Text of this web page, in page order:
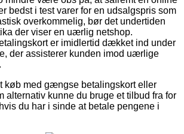
bedst i test varer for en udsalgspris som
overkommelig, bør det undertiden
der viser en uærlig netshop.
er imidlertid dækket ind under
der assisterer kunden imod uærlige
køb med gængse betalingskort eller
alternativ kunne du bruge et tilbud fra for
du har i sinde at betale pengene i